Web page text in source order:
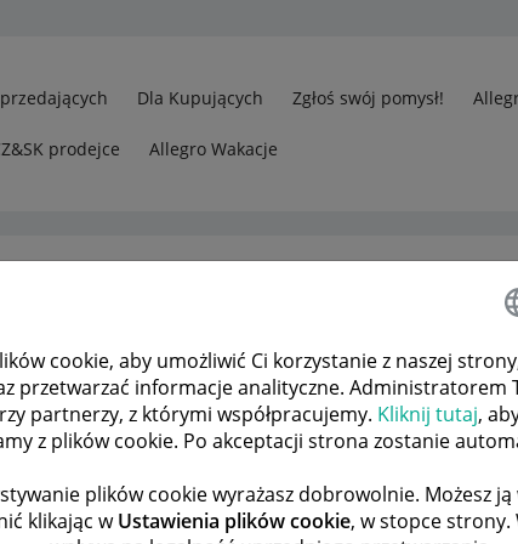
cookie, aby umożliwić Ci korzystanie z naszej
przetwarzać informacje analityczne. Administratorem
partnerzy, z którymi współpracujemy. Kliknij tutaj,
z plików cookie. Po akceptacji strona zostanie
plików cookie wyrażasz dobrowolnie. Możesz
klikając wUstawienia plików cookie, w stopce strony.
Dla Kupujących Zgłoś swój pomysł!
prodejce Allegro Wakacje
Usuwanie ofert
POPRZEDNIA NASTĘPNA